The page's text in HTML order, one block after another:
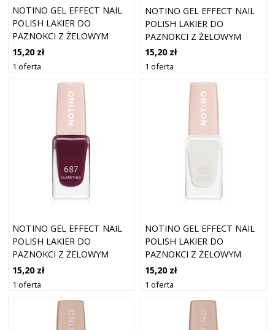
NOTINO GEL EFFECT NAIL
POLISH LAKIER DO
PAZNOKCI Z ŻELOWYM
EFEKTEM 930 GOLDEN
RING 10 ML
15,20 zł
1 oferta
NOTINO GEL EFFECT NAIL
POLISH LAKIER DO
PAZNOKCI Z ŻELOWYM
EFEKTEM 354 TAN LINES 10
ML
15,20 zł
1 oferta
NOTINO GEL EFFECT NAIL
POLISH LAKIER DO
PAZNOKCI Z ŻELOWYM
EFEKTEM 687 CLARETINO
10 ML
15,20 zł
1 oferta
NOTINO GEL EFFECT NAIL
POLISH LAKIER DO
PAZNOKCI Z ŻELOWYM
EFEKTEM 100 GHOSTED 10
ML
15,20 zł
1 oferta